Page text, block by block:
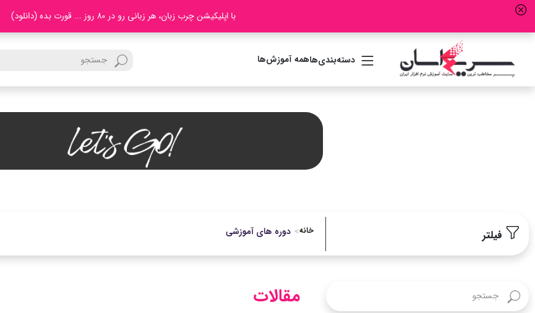
با اپلیکیشن چرب زبان، هر زبانی رو در 80 روز ... قورت بده (دانلود)
دسته‌بندی‌هاهمه آموزش‌ها
خانه دوره های آموزشی فیلتر
مقالات